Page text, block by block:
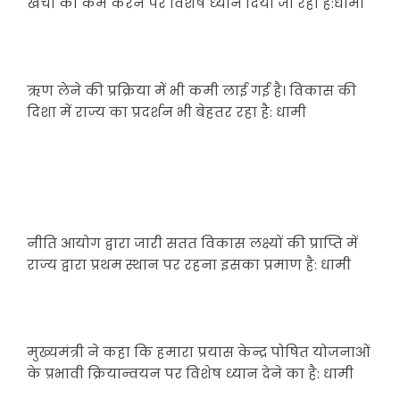
ऋण लेने की प्रक्रिया में भी कमी लाई गई है। विकास की
दिशा में राज्य का प्रदर्शन भी बेहतर रहा है: धामी
नीति आयोग द्वारा जारी सतत विकास लक्ष्यों की प्राप्ति में
राज्य द्वारा प्रथम स्थान पर रहना इसका प्रमाण है: धामी
मुख्यमंत्री ने कहा कि हमारा प्रयास केन्द्र पोषित योजनाओं
के प्रभावी क्रियान्वयन पर विशेष ध्यान देने का है: धामी